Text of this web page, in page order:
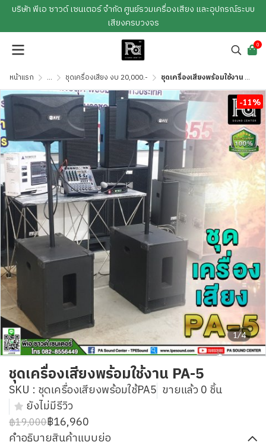
บริษัท พีเอ ซาวด์ เซนเตอร์ จำกัด ศูนย์รวมเครื่องเสียง และอุปกรณ์ระบบ
เสียงครบวงจร
0
หน้าแรก ... ชุดเครื่องเสียง งบ 20,000.- ชุดเครื่องเสียงพร้อมใช้งาน PA-5
1/4
-11%
ชุดเครื่องเสียงพร้อมใช้งาน PA-5
SKU : ชุดเครื่องเสียงพร้อมใช้PA5 ขายแล้ว 0 ชิ้น
ยังไม่มีรีวิว
฿19,000฿16,960
คำอธิบายสินค้าแบบย่อ